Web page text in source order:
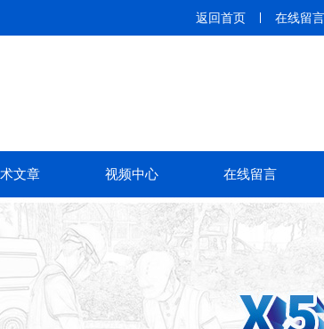
返回首页 在线留言
文章 视频中心 在线留言